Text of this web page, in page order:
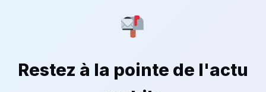
Restez à la pointe de l'actu